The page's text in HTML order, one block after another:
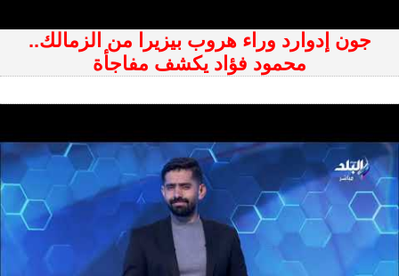
جون إدوارد وراء هروب بيزيرا من الزمالك..
محمود فؤاد يكشف مفاجأة